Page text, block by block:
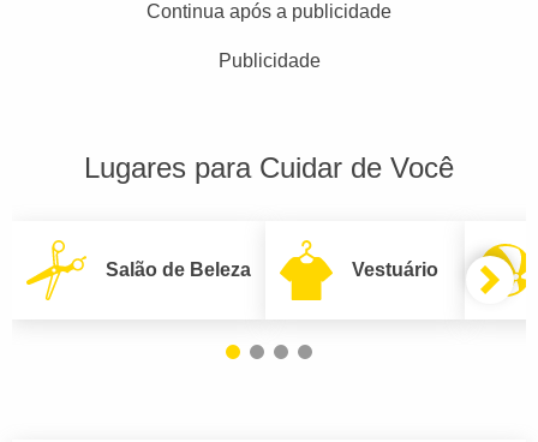
Continua após a publicidade
Publicidade
Lugares para Cuidar de Você
Salão de Beleza Vestuário